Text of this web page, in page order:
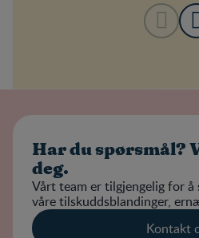
Har du spørsmål?
deg.
Vårt team er tilgjengelig for å
våre tilskuddsblandinger,
Kontakt